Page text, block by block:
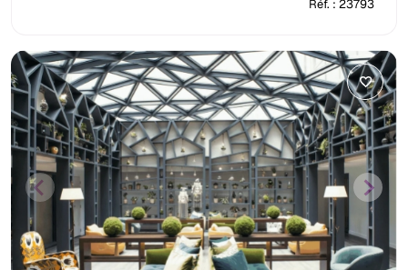
Réf. : 23793